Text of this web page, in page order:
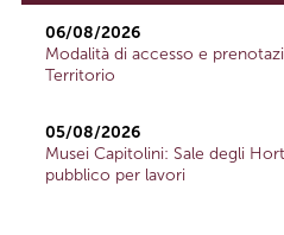
06/08/2026
Modalità di accesso e
Territorio
05/08/2026
Musei Capitolini: Sale degli
pubblico per lavori